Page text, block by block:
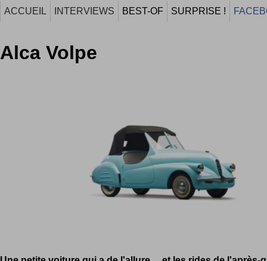
ACCUEIL INTERVIEWS BEST-OF SURPRISE !
Alca Volpe